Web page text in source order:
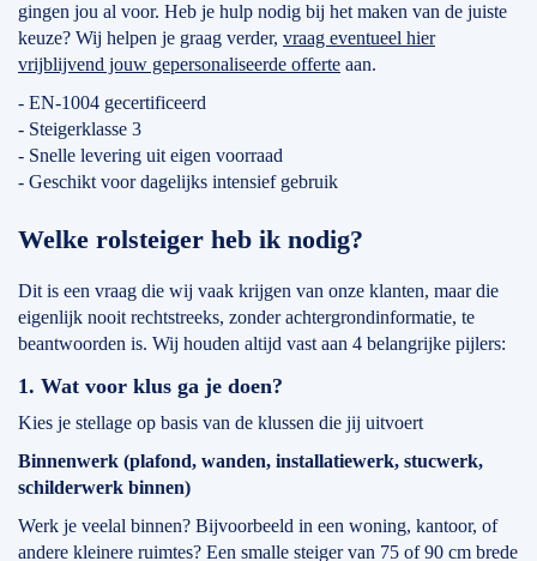
gingen jou al voor. Heb je hulp nodig bij het maken van de juiste
keuze? Wij helpen je graag verder, vraag eventueel hier
vrijblijvend jouw gepersonaliseerde offerte aan.
- EN-1004 gecertificeerd
- Steigerklasse 3
- Snelle levering uit eigen voorraad
- Geschikt voor dagelijks intensief gebruik
Welke rolsteiger heb ik nodig?
Dit is een vraag die wij vaak krijgen van onze klanten, maar die
eigenlijk nooit rechtstreeks, zonder achtergrondinformatie, te
beantwoorden is. Wij houden altijd vast aan 4 belangrijke pijlers:
1. Wat voor klus ga je doen?
Kies je stellage op basis van de klussen die jij uitvoert
Binnenwerk (plafond, wanden, installatiewerk, stucwerk,
schilderwerk binnen)
Werk je veelal binnen? Bijvoorbeeld in een woning, kantoor, of
andere kleinere ruimtes? Een smalle steiger van 75 of 90 cm brede